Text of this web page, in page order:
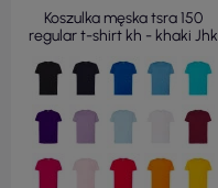
Koszulka męska tsra 150
regular t-shirt kh - khaki Jhk